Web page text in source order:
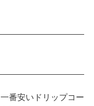
番安いドリップコー